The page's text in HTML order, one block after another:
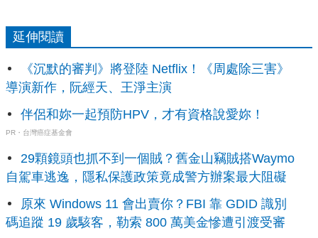
延伸閱讀
《沉默的審判》將登陸 Netflix！《周處除三害》
導演新作，阮經天、王淨主演
伴侶和妳一起預防HPV，才有資格說愛妳！
PR・台灣癌症基金會
29顆鏡頭也抓不到一個賊？舊金山竊賊搭Waymo
自駕車逃逸，隱私保護政策竟成警方辦案最大阻礙
原來 Windows 11 會出賣你？FBI 靠 GDID 識別
碼追蹤 19 歲駭客，勒索 800 萬美金慘遭引渡受審